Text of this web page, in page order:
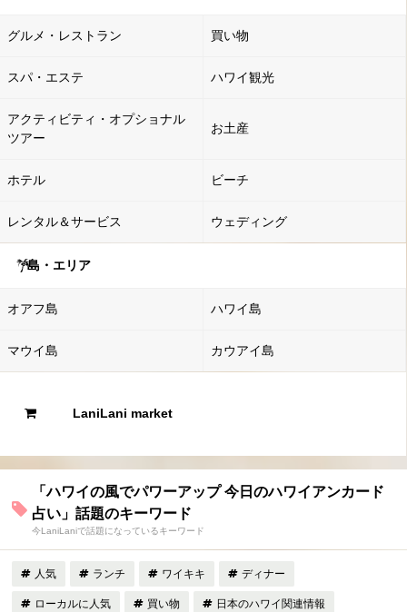
グルメ・レストラン 買い物
スパ・エステ ハワイ観光
アクティビティ・オプショナル
ツアー
お土産
ホテル ビーチ
レンタル＆サービス ウェディング
島・エリア
オアフ島 ハワイ島
マウイ島 カウアイ島
LaniLani market
「ハワイの風でパワーアップ 今日のハワイアンカード
占い」話題のキーワード
今LaniLaniで話題になっているキーワード
人気 ランチ ワイキキ ディナー
ローカルに人気 買い物 日本のハワイ関連情報